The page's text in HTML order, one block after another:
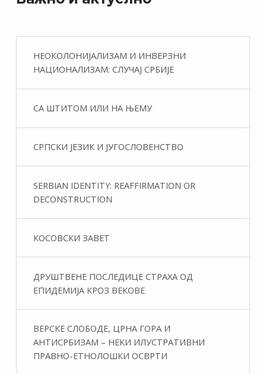
НЕОКОЛОНИЈАЛИЗАМ И ИНВЕРЗНИ
НАЦИОНАЛИЗАМ: СЛУЧАЈ СРБИЈЕ
СА ШТИТОМ ИЛИ НА ЊЕМУ
СРПСКИ ЈЕЗИК И ЈУГОСЛОВЕНСТВО
SERBIAN IDENTITY: REAFFIRMATION OR
DECONSTRUCTION
КОСОВСКИ ЗАВЕТ
ДРУШТВЕНЕ ПОСЛЕДИЦЕ СТРАХА ОД
ЕПИДЕМИЈА КРОЗ ВЕКОВЕ
ВЕРСКЕ СЛОБОДЕ, ЦРНА ГОРА И
АНТИСРБИЗАМ – НЕКИ ИЛУСТРАТИВНИ
ПРАВНО-ЕТНОЛОШКИ ОСВРТИ